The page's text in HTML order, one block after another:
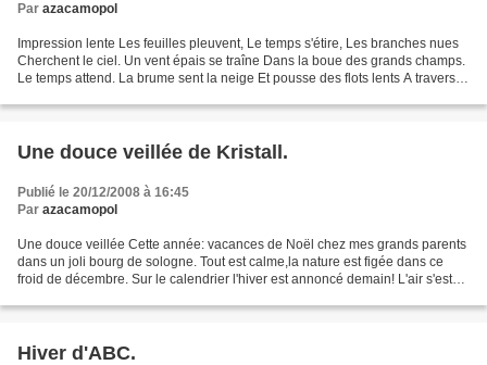
Par azacamopol
Impression lente Les feuilles pleuvent, Le temps s'étire, Les branches nues
Cherchent le ciel. Un vent épais se traîne Dans la boue des grands champs.
Le temps attend. La brume sent la neige Et pousse des flots lents A travers
Une douce veillée de Kristall.
Publié le 20/12/2008 à 16:45
Par azacamopol
Une douce veillée Cette année: vacances de Noël chez mes grands parents
dans un joli bourg de sologne. Tout est calme,la nature est figée dans ce
froid de décembre. Sur le calendrier l'hiver est annoncé demain! L'air s'est
Hiver d'ABC.